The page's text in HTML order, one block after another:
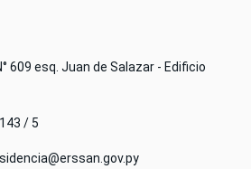
609 esq. Juan de Salazar - Edificio
/ 5